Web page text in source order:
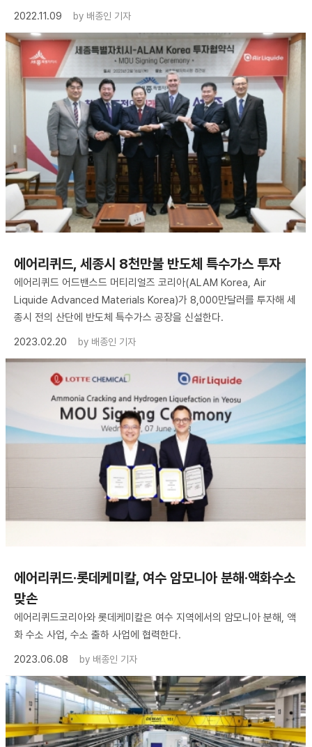
2022.11.09
by 배종인 기자
에어리퀴드, 세종시 8천만불 반도체 특수가스 투자
에어리퀴드 어드밴스드 머티리얼즈 코리아(ALAM Korea, Air
Liquide Advanced Materials Korea)가 8,000만달러를 투자해 세
종시 전의 산단에 반도체 특수가스 공장을 신설한다.
2023.02.20
by 배종인 기자
에어리퀴드·롯데케미칼, 여수 암모니아 분해·액화수소
맞손
에어리퀴드코리아와 롯데케미칼은 여수 지역에서의 암모니아 분해, 액
화 수소 사업, 수소 출하 사업에 협력한다.
2023.06.08
by 배종인 기자